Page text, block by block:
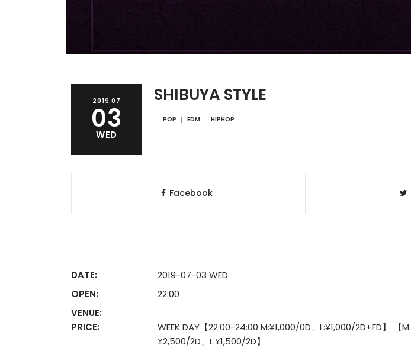
2019.07
03
WED
SHIBUYA STYLE
POP EDM HIPHOP
Facebook
DATE:
2019-07-03 WED
OPEN:
22:00
VENUE:
PRICE:
WEEK DAY【22:00-24:00 M:¥1,000/0D、L:¥1,000/2D+FD】 【M:
¥2,500/2D、L:¥1,500/2D】